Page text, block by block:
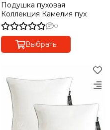
Подушка пуховая
Коллекция Камелия пух
0
Выбрать